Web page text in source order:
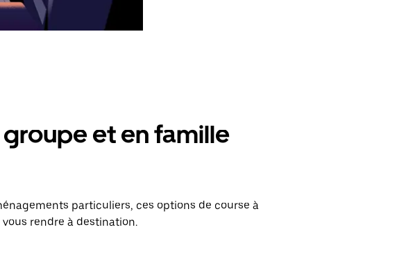
et en famille
particuliers, ces options de course à
rendre à destination.